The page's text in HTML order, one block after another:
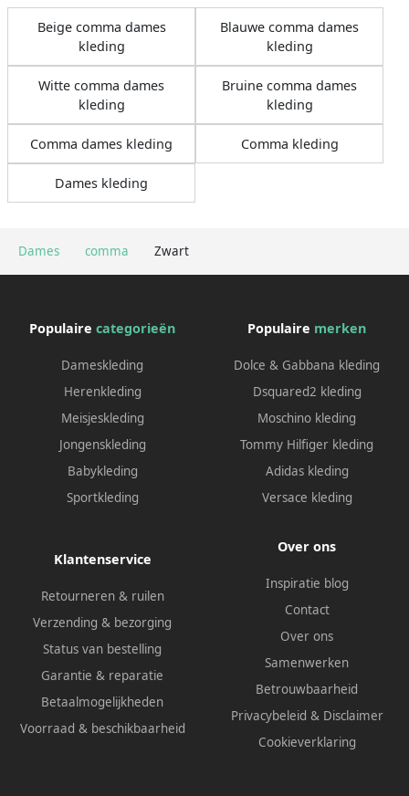
Dames comma Zwart
Beige comma dames
kleding
Blauwe comma dames
kleding
Witte comma dames
kleding
Bruine comma dames
kleding
Comma dames kleding Comma kleding
Dames kleding
Populaire categorieën
Dameskleding
Herenkleding
Meisjeskleding
Jongenskleding
Babykleding
Sportkleding
Populaire merken
Dolce & Gabbana kleding
Dsquared2 kleding
Moschino kleding
Tommy Hilfiger kleding
Adidas kleding
Versace kleding
Klantenservice
Retourneren & ruilen
Verzending & bezorging
Status van bestelling
Garantie & reparatie
Betaalmogelijkheden
Voorraad & beschikbaarheid
Over ons
Inspiratie blog
Contact
Over ons
Samenwerken
Betrouwbaarheid
Privacybeleid & Disclaimer
Cookieverklaring